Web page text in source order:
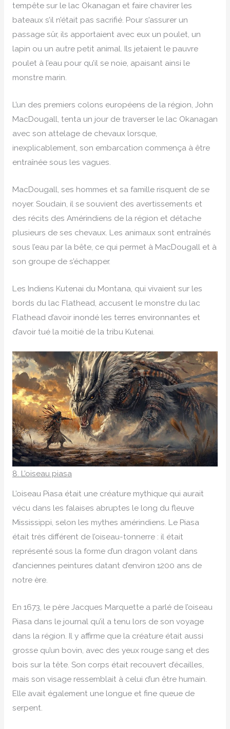
tempête sur le lac Okanagan et faire chavirer les
bateaux s’il n’était pas sacrifié. Pour s’assurer un
passage sûr, ils apportaient avec eux un poulet, un
lapin ou un autre petit animal. Ils jetaient le pauvre
poulet à l’eau pour qu’il se noie, apaisant ainsi le
monstre marin.
L’un des premiers colons européens de la région, John
MacDougall, tenta un jour de traverser le lac Okanagan
avec son attelage de chevaux lorsque,
inexplicablement, son embarcation commença à être
entraînée sous les vagues.
MacDougall, ses hommes et sa famille risquent de se
noyer. Soudain, il se souvient des avertissements et
des récits des Amérindiens de la région et détache
plusieurs de ses chevaux. Les animaux sont entraînés
sous l’eau par la bête, ce qui permet à MacDougall et à
son groupe de s’échapper.
Les Indiens Kutenai du Montana, qui vivaient sur les
bords du lac Flathead, accusent le monstre du lac
Flathead d’avoir inondé les terres environnantes et
d’avoir tué la moitié de la tribu Kutenai.
8. L’oiseau piasa
L’oiseau Piasa était une créature mythique qui aurait
vécu dans les falaises abruptes le long du fleuve
Mississippi, selon les mythes amérindiens. Le Piasa
était très différent de l’oiseau-tonnerre : il était
représenté sous la forme d’un dragon volant dans
d’anciennes peintures datant d’environ 1200 ans de
notre ère.
En 1673, le père Jacques Marquette a parlé de l’oiseau
Piasa dans le journal qu’il a tenu lors de son voyage
dans la région. Il y affirme que la créature était aussi
grosse qu’un bovin, avec des yeux rouge sang et des
bois sur la tête. Son corps était recouvert d’écailles,
mais son visage ressemblait à celui d’un être humain.
Elle avait également une longue et fine queue de
serpent.